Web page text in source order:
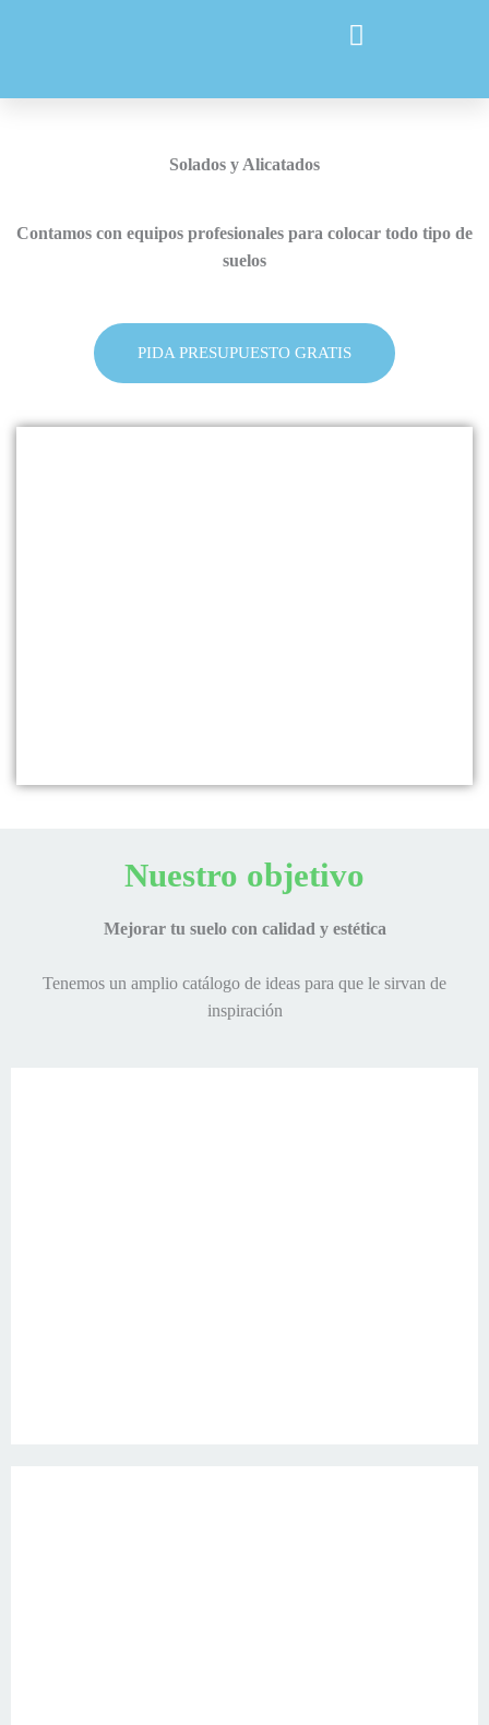
Solados y Alicatados
Contamos con equipos profesionales para colocar todo tipo de
suelos
PIDA PRESUPUESTO GRATIS
Nuestro objetivo
Mejorar tu suelo con calidad y estética
Tenemos un amplio catálogo de ideas para que le sirvan de
inspiración